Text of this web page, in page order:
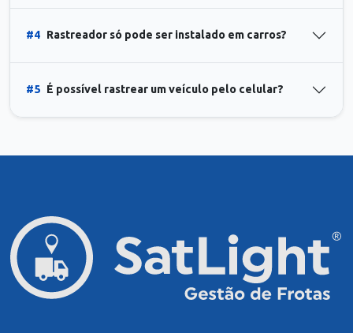
#4 Rastreador só pode ser instalado em carros?
#5 É possível rastrear um veículo pelo celular?